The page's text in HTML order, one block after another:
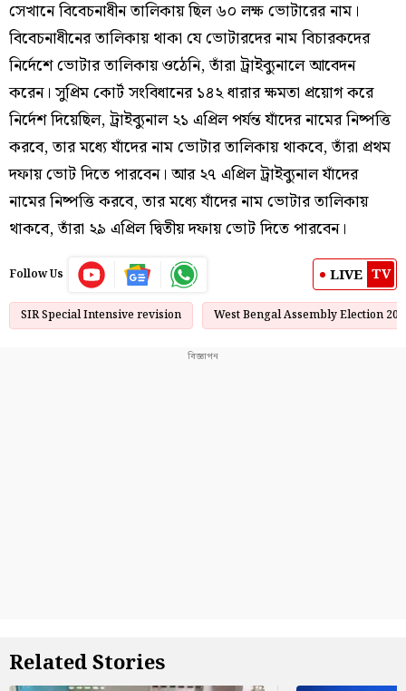
সেখানে বিবেচনাধীন তালিকায় ছিল ৬০ লক্ষ ভোটারের নাম।
বিবেচনাধীনের তালিকায় থাকা যে ভোটারদের নাম বিচারকদের
নির্দেশে ভোটার তালিকায় ওঠেনি, তাঁরা ট্রাইব্যুনালে আবেদন
করেন। সুপ্রিম কোর্ট সংবিধানের ১৪২ ধারার ক্ষমতা প্রয়োগ করে
নির্দেশ দিয়েছিল, ট্রাইব্যুনাল ২১ এপ্রিল পর্যন্ত যাঁদের নামের নিষ্পত্তি
করবে, তার মধ্যে যাঁদের নাম ভোটার তালিকায় থাকবে, তাঁরা প্রথম
দফায় ভোট দিতে পারবেন। আর ২৭ এপ্রিল ট্রাইব্যুনাল যাঁদের
নামের নিষ্পত্তি করবে, তার মধ্যে যাঁদের নাম ভোটার তালিকায়
থাকবে, তাঁরা ২৯ এপ্রিল দ্বিতীয় দফায় ভোট দিতে পারবেন।
Follow Us LIVE TV
SIR Special Intensive revision West Bengal Assembly Election
Related Stories